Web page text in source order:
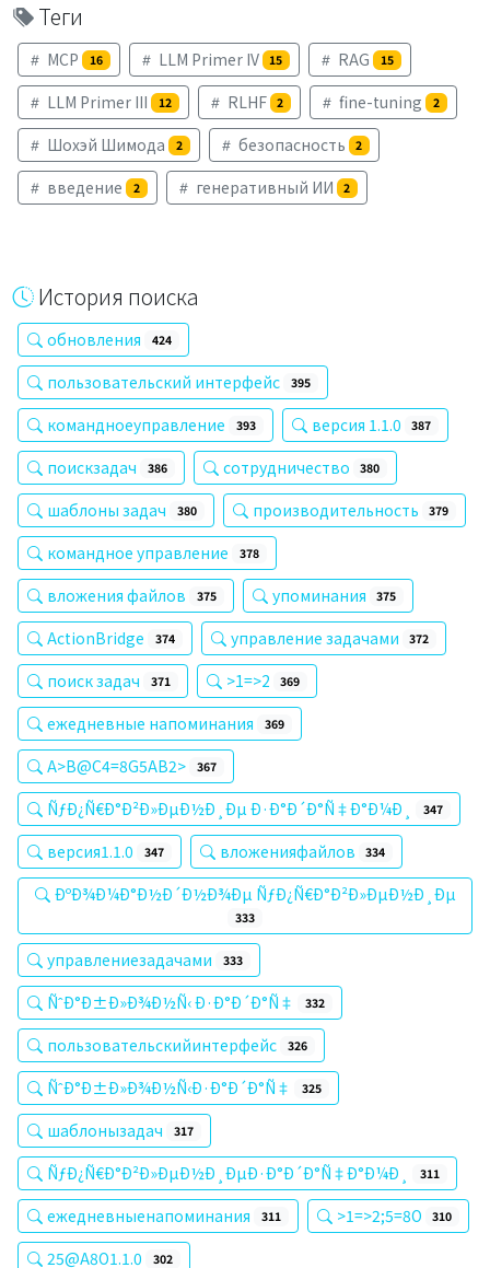
Теги
MCP 16 LLM Primer IV 15 RAG 15
LLM Primer III 12 RLHF 2 fine-tuning 2
Шохэй Шимода 2 безопасность 2
введение 2 генеративный ИИ 2
История поиска
обновления 424
пользовательский интерфейс 395
командноеуправление 393 версия 1.1.0 387
поискзадач 386 сотрудничество 380
шаблоны задач 380 производительность 379
командное управление 378
вложения файлов 375 упоминания 375
ActionBridge 374 управление задачами 372
поиск задач 371 >1=>2 369
ежедневные напоминания 369
A>B@C4=8G5AB2> 367
ÑƒÐ¿Ñ€Ð°Ð²Ð»ÐµÐ½Ð¸Ðµ Ð·Ð°Ð´Ð°Ñ‡Ð°Ð¼Ð¸ 347
версия1.1.0 347 вложенияфайлов 334
ÐºÐ¾Ð¼Ð°Ð½Ð´Ð½Ð¾Ðµ ÑƒÐ¿Ñ€Ð°Ð²Ð»ÐµÐ½Ð¸Ðµ
333
управлениезадачами 333
ÑˆÐ°Ð±Ð»Ð¾Ð½Ñ‹ Ð·Ð°Ð´Ð°Ñ‡ 332
пользовательскийинтерфейс 326
ÑˆÐ°Ð±Ð»Ð¾Ð½Ñ‹Ð·Ð°Ð´Ð°Ñ‡ 325
шаблонызадач 317
ÑƒÐ¿Ñ€Ð°Ð²Ð»ÐµÐ½Ð¸ÐµÐ·Ð°Ð´Ð°Ñ‡Ð°Ð¼Ð¸ 311
ежедневныенапоминания 311 >1=>2;5=8O 310
25@A8O1.1.0 302